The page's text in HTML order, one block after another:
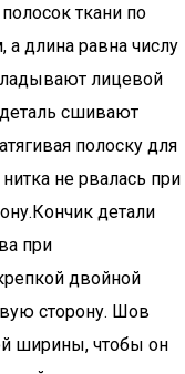
ткани по
длина равна числу
лицевой
деталь сшивают
полоску для
не рвалась при
детали
при
двойной
сторону. Шов
ширины, чтобы он